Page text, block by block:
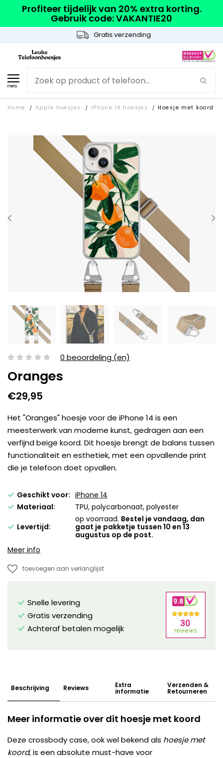
Profiteer tijdelijk van 20% extra korting.
Gebruik code: VAKANTIE20
Gratis verzending
menu
Home / Apple hoesjes / iPhone 14 hoesjes / Hoesje met koord
0 beoordeling (en)
Oranges
€29,95
Het "Oranges" hoesje voor de iPhone 14 is een
meesterwerk van moderne kunst, gedragen aan een
verfijnd beige koord. Dit hoesje brengt de balans tussen
functionaliteit en esthetiek, met een opvallende print
die je telefoon doet opvallen.
Geschikt voor: iPhone 14
Materiaal:
TPU, polycarbonaat, polyester
Levertijd:
op voorraad. Bestel je vandaag, dan
gaat je pakketje tussen 10 en 13
augustus op de post.
Meer info
toevoegen aan verlanglijst
Snelle levering
Gratis verzending
Achteraf betalen mogelijk
Beschrijving Reviews Extra
informatie
Verzenden &
Retourneren
Meer informatie over dit hoesje met koord
Deze crossbody case, ook wel bekend als hoesje met
koord, is een absolute must-have voor